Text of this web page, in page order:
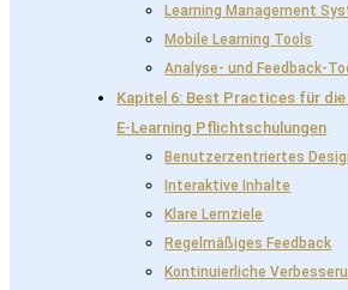
Learning Management
Mobile Learning Tools
Analyse- und Feedback-
Kapitel 6: Best Practices für
E-Learning Pflichtschulungen
Benutzerzentriertes
Interaktive Inhalte
Klare Lernziele
Regelmäßiges Feedback
Kontinuierliche